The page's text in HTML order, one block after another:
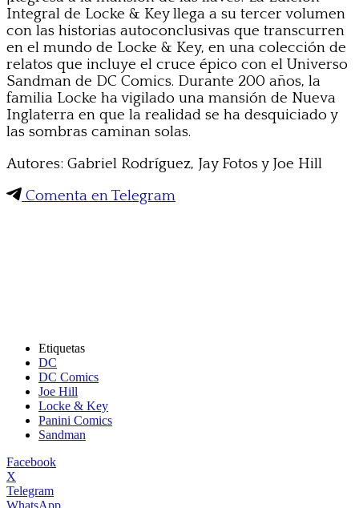
Integral de Locke & Key llega a su tercer volumen
con las historias autoconclusivas que transcurren
en el mundo de Locke & Key, en una colección de
relatos que incluye el cruce épico con el Universo
Sandman de DC Comics. Durante 200 años, la
familia Locke ha vigilado una mansión de Nueva
Inglaterra en que la realidad se ha desquiciado y
las sombras caminan solas.
Autores: Gabriel Rodríguez, Jay Fotos y Joe Hill
Comenta en Telegram
Etiquetas
DC
DC Comics
Joe Hill
Locke & Key
Panini Comics
Sandman
Facebook
X
Telegram
WhatsApp